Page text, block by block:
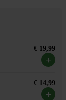
€ 19,99
+
€ 14,99
+